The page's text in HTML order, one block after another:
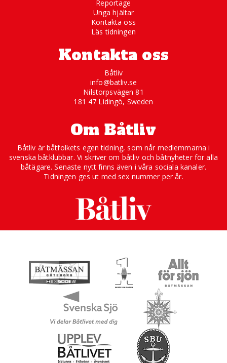
Reportage
Unga hjältar
Kontakta oss
Läs tidningen
Kontakta oss
Båtliv
info@batliv.se
Nilstorpsvägen 81
181 47 Lidingö, Sweden
Om Båtliv
Båtliv är båtfolkets egen tidning, som når medlemmarna i
svenska båtklubbar. Vi skriver om båtliv och båtnyheter för alla
båtägare. Senaste nytt finns även i våra sociala kanaler.
Tidningen ges ut med sex nummer per år.